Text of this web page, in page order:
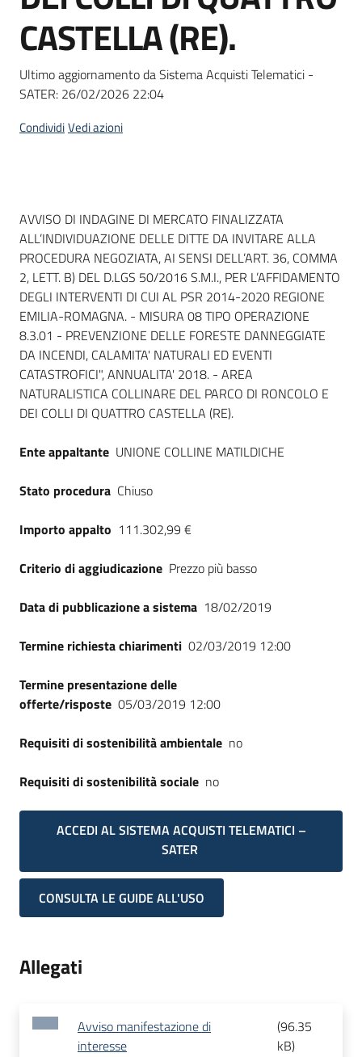
Seguici
su
CASTELLA (RE).
Ultimo aggiornamento da Sistema Acquisti Telematici -
SATER: 26/02/2026 22:04
CondividiVedi azioni
Dati del bando
AVVISO DI INDAGINE DI MERCATO FINALIZZATA
ALL’INDIVIDUAZIONE DELLE DITTE DA INVITARE ALLA
PROCEDURA NEGOZIATA, AI SENSI DELL’ART. 36, COMMA
2, LETT. B) DEL D.LGS 50/2016 S.M.I., PER L’AFFIDAMENTO
DEGLI INTERVENTI DI CUI AL PSR 2014-2020 REGIONE
EMILIA-ROMAGNA. - MISURA 08 TIPO OPERAZIONE
8.3.01 - PREVENZIONE DELLE FORESTE DANNEGGIATE
DA INCENDI, CALAMITA' NATURALI ED EVENTI
CATASTROFICI", ANNUALITA' 2018. - AREA
NATURALISTICA COLLINARE DEL PARCO DI RONCOLO E
DEI COLLI DI QUATTRO CASTELLA (RE).
Ente appaltante UNIONE COLLINE MATILDICHE
Stato procedura Chiuso
Importo appalto 111.302,99 €
Criterio di aggiudicazione Prezzo più basso
Data di pubblicazione a sistema 18/02/2019
Termine richiesta chiarimenti 02/03/2019 12:00
Termine presentazione delle
offerte/risposte 05/03/2019 12:00
Requisiti di sostenibilità ambientale no
Requisiti di sostenibilità sociale no
ACCEDI AL SISTEMA ACQUISTI TELEMATICI –
SATER
CONSULTA LE GUIDE ALL'USO
Allegati
Avviso manifestazione di
interesse
(96.35
kB)